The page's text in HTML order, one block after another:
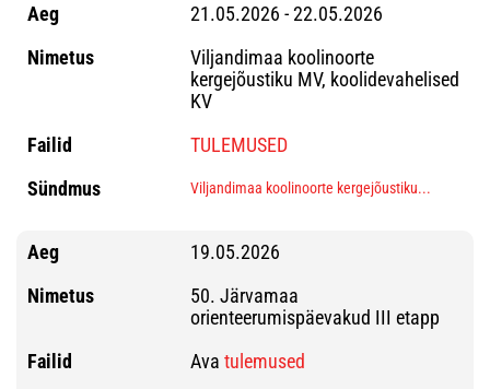
21.05.2026 - 22.05.2026
Viljandimaa koolinoorte
kergejõustiku MV, koolidevahelised
KV
TULEMUSED
Viljandimaa koolinoorte kergejõustiku...
19.05.2026
50. Järvamaa
orienteerumispäevakud III etapp
Ava tulemused